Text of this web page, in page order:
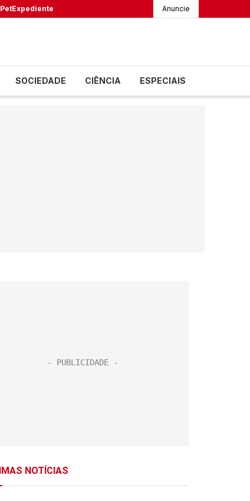
PetExpediente Anuncie
SOCIEDADE CIÊNCIA ESPECIAIS